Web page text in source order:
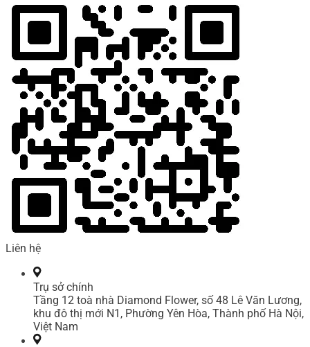
Liên hệ
Trụ sở chính
Tầng 12 toà nhà Diamond Flower, số 48 Lê Văn Lương,
khu đô thị mới N1, Phường Yên Hòa, Thành phố Hà Nội,
Việt Nam